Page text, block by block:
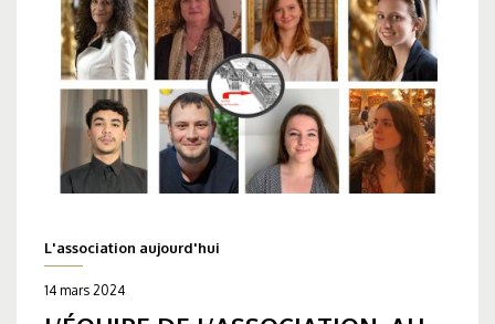
L'association aujourd'hui
14 mars 2024